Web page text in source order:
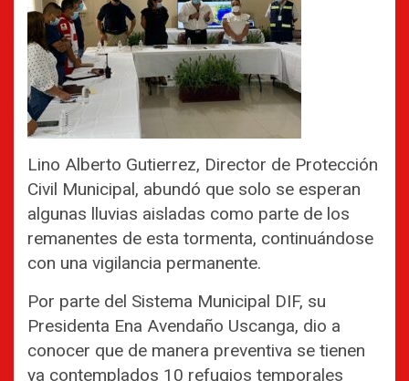
Lino Alberto Gutierrez, Director de Protección
Civil Municipal, abundó que solo se esperan
algunas lluvias aisladas como parte de los
remanentes de esta tormenta, continuándose
con una vigilancia permanente.
Por parte del Sistema Municipal DIF, su
Presidenta Ena Avendaño Uscanga, dio a
conocer que de manera preventiva se tienen
ya contemplados 10 refugios temporales